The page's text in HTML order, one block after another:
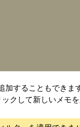
することもできま
クして新しいメモ